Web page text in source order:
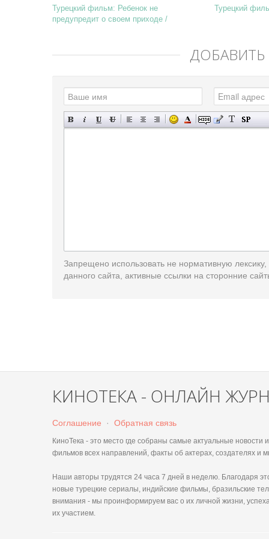
Турецкий фильм: Ребенок не
предупредит о своем приходе /
Турецкий
Запрещено использовать не нормативную лексику,
данного сайта, активные ссылки на сторонние
КИНОТЕКА - ОНЛАЙН
Соглашение · Обратная связь
КиноТека - это место где собраны самые актуальные
фильмов всех направлений, факты об актерах, создателях и
Наши авторы трудятся 24 часа 7 дней в неделю. Благодаря
новые турецкие сериалы, индийские фильмы, бразильские
внимания - мы проинформируем вас о их личной жизни,
их участием.